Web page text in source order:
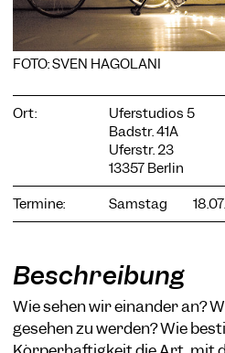
FOTO: SVEN HAGOLANI
Ort:
Uferstudios 5
Badstr. 41A
Uferstr. 23
13357 Berlin
Termine:
Samstag
Beschreibung
Wie sehen wir einander an?
gesehen zu werden? Wie
COOKIE-EINSTELLUNGEN
Wir verwenden Cookies und Inhalte
Sie die Website nutzen können.
die Website weiterzuentwickeln. Sie
jederzeit widerrufen. Bitte besuchen
Datenschutzerklärung für weitere
können Sie auswählen, welche
möchten.
Notwendige Cookies
Statistiken
Nur notwendige Alle